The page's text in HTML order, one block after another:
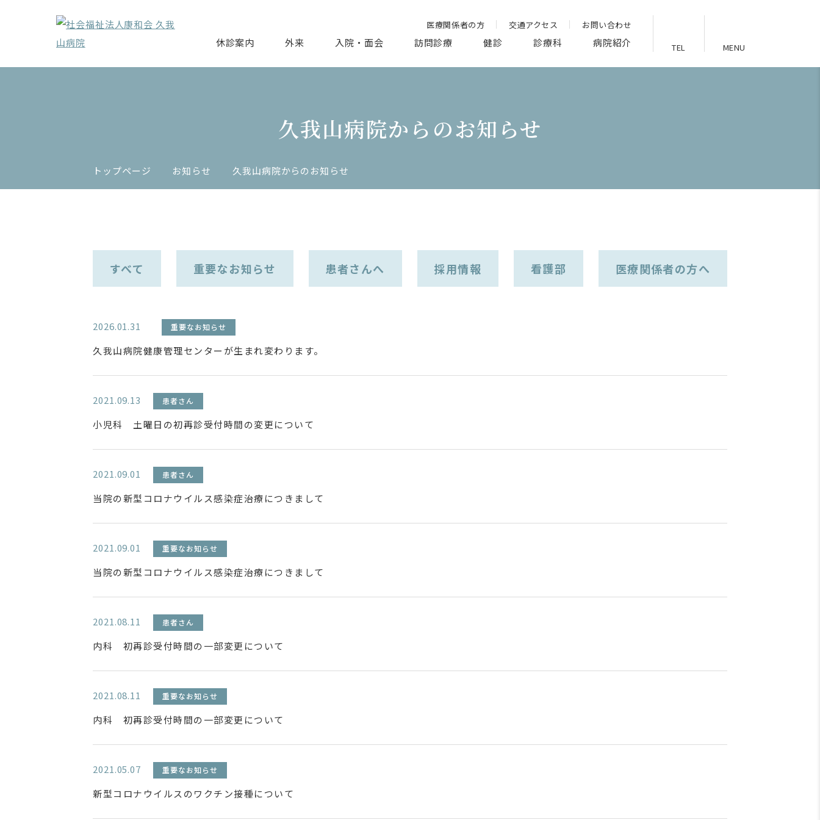
医療関係者の方 交通アクセス お問い合わせ
休診案内 外来 入院・面会 訪問診療 健診 診療科 病院紹介 TEL MENU
久我山病院からのお知らせ
トップページ お知らせ 久我山病院からのお知らせ
すべて 重要なお知らせ 患者さんへ 採用情報 看護部 医療関係者の方へ
2026.01.31 重要なお知らせ
久我山病院健康管理センターが生まれ変わります。
2021.09.13 患者さん
小児科 土曜日の初再診受付時間の変更について
2021.09.01 患者さん
当院の新型コロナウイルス感染症治療につきまして
2021.09.01 重要なお知らせ
当院の新型コロナウイルス感染症治療につきまして
2021.08.11 患者さん
内科 初再診受付時間の一部変更について
2021.08.11 重要なお知らせ
内科 初再診受付時間の一部変更について
2021.05.07 重要なお知らせ
新型コロナウイルスのワクチン接種について